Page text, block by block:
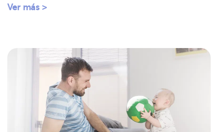
Ver más >